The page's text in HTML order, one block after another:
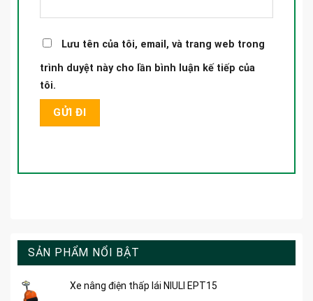
Lưu tên của tôi, email, và trang web trong
trình duyệt này cho lần bình luận kế tiếp của
tôi.
SẢN PHẨM NỔI BẬT
Xe nâng điện thấp lái NIULI EPT15